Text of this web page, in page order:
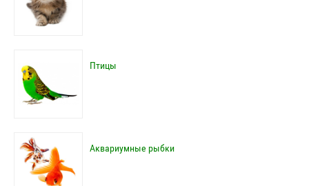
Птицы
Аквариумные рыбки